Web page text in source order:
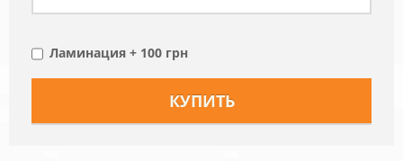
Ламинация + 100 грн